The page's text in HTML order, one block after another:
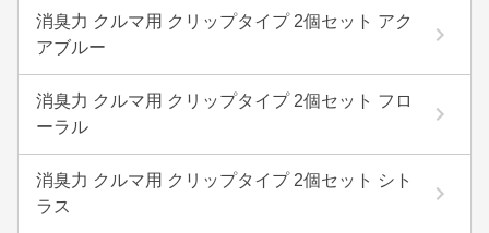
消臭力 クルマ用 クリップタイプ 2個セット アク
アブルー
消臭力 クルマ用 クリップタイプ 2個セット フロ
ーラル
消臭力 クルマ用 クリップタイプ 2個セット シト
ラス